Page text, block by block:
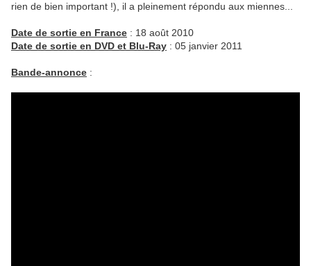
rien de bien important !), il a pleinement répondu aux miennes...
Date de sortie en France : 18 août 2010
Date de sortie en DVD et Blu-Ray : 05 janvier 2011
Bande-annonce :